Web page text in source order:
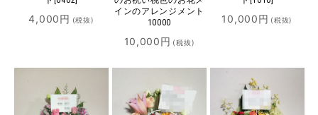
4,000円 (税抜)
インのアレンジメント
10000
10,000円 (税抜)
10,000円 (税抜)